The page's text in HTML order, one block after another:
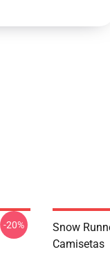
-20%
Snow
Camisetas